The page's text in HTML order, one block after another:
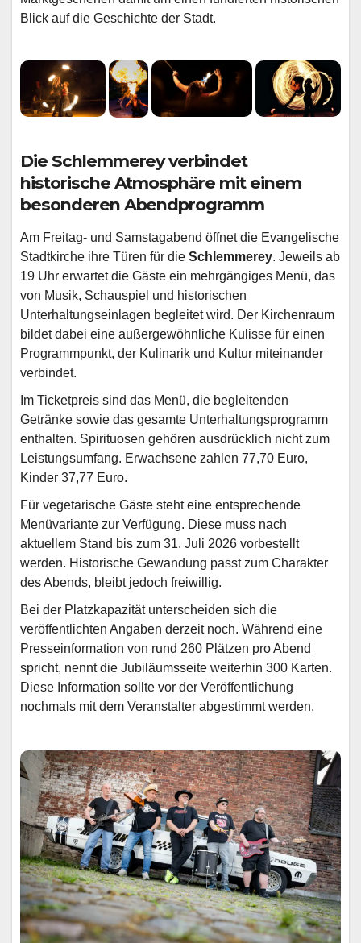
Blick auf die Geschichte der Stadt.
Die Schlemmereyverbindet
historische Atmosphäre mit einem
besonderen Abendprogramm
Am Freitag- und Samstagabend öffnet die Evangelische
Stadtkirche ihre Türen für die Schlemmerey. Jeweils ab
19 Uhr erwartet die Gäste ein mehrgängiges Menü, das
von Musik, Schauspiel und historischen
Unterhaltungseinlagen begleitet wird. Der Kirchenraum
bildet dabei eine außergewöhnliche Kulisse für einen
Programmpunkt, der Kulinarik und Kultur miteinander
verbindet.
Im Ticketpreis sind das Menü, die begleitenden
Getränke sowie das gesamte Unterhaltungsprogramm
enthalten. Spirituosen gehören ausdrücklich nicht zum
Leistungsumfang. Erwachsene zahlen 77,70 Euro,
Kinder 37,77 Euro.
Für vegetarische Gäste steht eine entsprechende
Menüvariante zur Verfügung. Diese muss nach
aktuellem Stand bis zum 31. Juli 2026 vorbestellt
werden. Historische Gewandung passt zum Charakter
des Abends, bleibt jedoch freiwillig.
Bei der Platzkapazität unterscheiden sich die
veröffentlichten Angaben derzeit noch. Während eine
Presseinformation von rund 260 Plätzen pro Abend
spricht, nennt die Jubiläumsseite weiterhin 300 Karten.
Diese Information sollte vor der Veröffentlichung
nochmals mit dem Veranstalter abgestimmt werden.